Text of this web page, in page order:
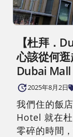
【杜拜．
心該從何
Dubai Mall
2025年8月2日
我們住的飯
Hotel 就在
零碎的時間